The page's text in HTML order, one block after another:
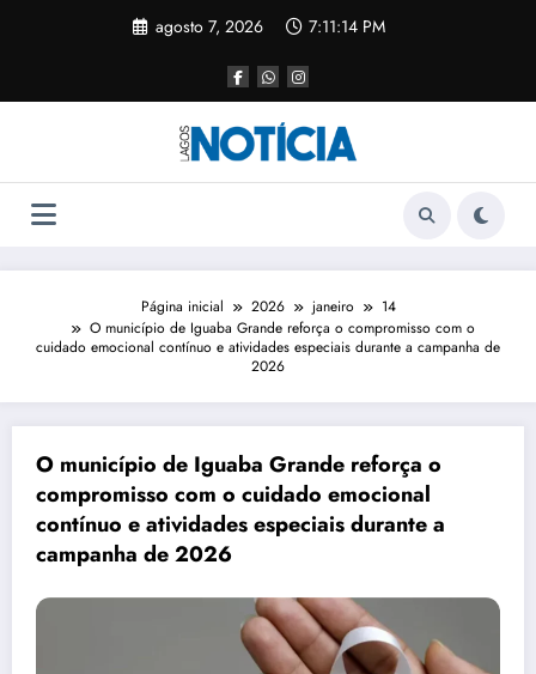
agosto 7, 2026 7:11:14 PM
Página inicial 2026 janeiro
14
O município de Iguaba Grande reforça o compromisso com o
cuidado emocional contínuo e atividades especiais durante a campanha de
2026
O município de Iguaba Grande reforça o
compromisso com o cuidado emocional
contínuo e atividades especiais durante a
campanha de 2026